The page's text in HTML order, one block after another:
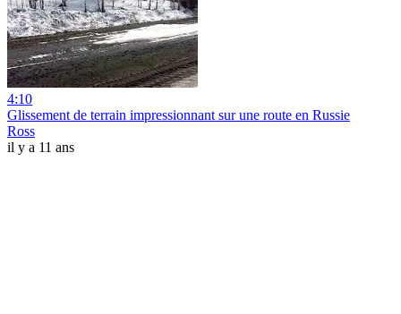
4:10
Glissement de terrain impressionnant sur une route en Russie
Ross
il y a 11 ans